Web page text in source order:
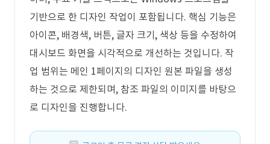
기반으로 한 디자인 작업이 포함됩니다. 핵심 기능은
아이콘, 배경색, 버튼, 글자 크기, 색상 등을 수정하여
대시보드 화면을 시각적으로 개선하는 것입니다. 작
업 범위는 메인 1페이지의 디자인 원본 파일을 생성
하는 것으로 제한되며, 참조 파일의 이미지를 바탕으
로 디자인을 진행합니다.